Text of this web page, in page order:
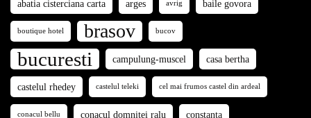
abatia cisterciana carta arges avrig baile govora
boutique hotel brasov bucov
bucuresti campulung-muscel casa bertha
castelul rhedey castelul teleki cel mai frumos castel din ardeal
conacul bellu conacul domnitei ralu constanta